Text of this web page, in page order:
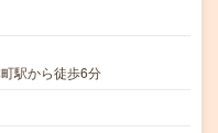
駅から徒歩6分